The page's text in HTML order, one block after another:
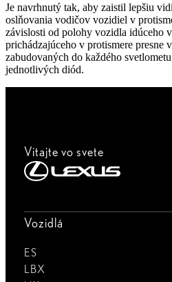
Je navrhnutý tak, aby zaistil lepšiu
oslňovania vodičov vozidiel v
závislosti od polohy vozidla idúceho
prichádzajúceho v protismere presne
zabudovaných do každého
jednotlivých diód.
Vitajte vo svete
Vozidlá
ES
LBX